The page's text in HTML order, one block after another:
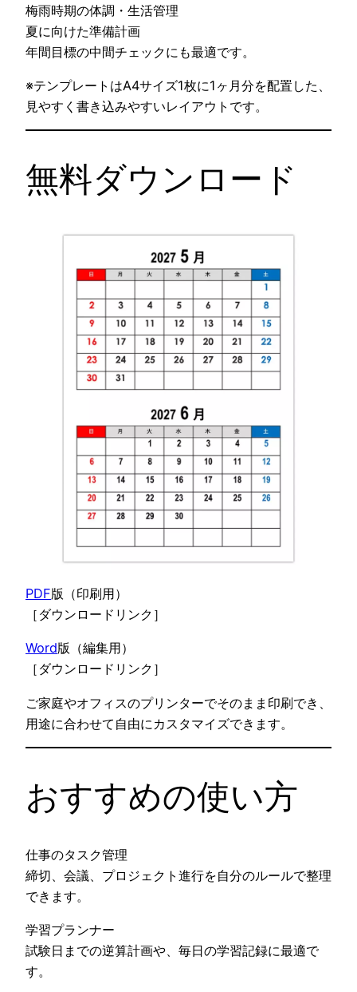
梅雨時期の体調・生活管理
夏に向けた準備計画
年間目標の中間チェックにも最適です。
※テンプレートはA4サイズ1枚に1ヶ月分を配置した、
見やすく書き込みやすいレイアウトです。
無料ダウンロード
PDF版（印刷用）
［ダウンロードリンク］
Word版（編集用）
［ダウンロードリンク］
ご家庭やオフィスのプリンターでそのまま印刷でき、
用途に合わせて自由にカスタマイズできます。
おすすめの使い方
仕事のタスク管理
締切、会議、プロジェクト進行を自分のルールで整理
できます。
学習プランナー
試験日までの逆算計画や、毎日の学習記録に最適で
す。